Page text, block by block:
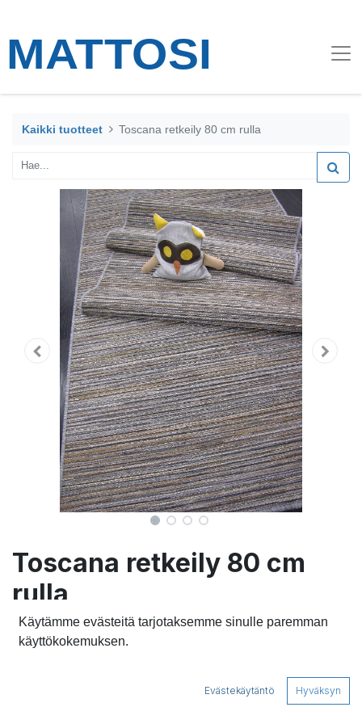
Kaikki tuotteet Toscana retkeily 80 cm rulla
Toscana retkeily 80 cm
rulla
Kohopintainen ja eläväkuvioinen polypropeenimatto.
Helppohoitoinen, kevyt ja pölyämätön. Soveltuu myös
Käytämme evästeitä tarjotaksemme sinulle paremman
käyttökokemuksen.
Evästekäytäntö Hyväksyn